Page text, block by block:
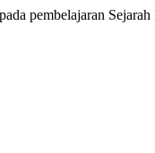
pembelajaran Sejarah